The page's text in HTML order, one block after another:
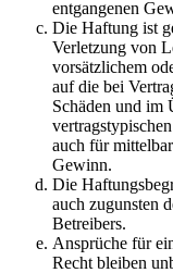
entgangenen
Die Haftung ist
Verletzung von
vorsätzlichem
auf die bei
Schäden und im
auch für
Gewinn.
Die
auch zugunsten
Betreibers.
Ansprüche für
Recht bleiben